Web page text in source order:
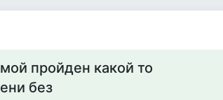
пройден какой то
без